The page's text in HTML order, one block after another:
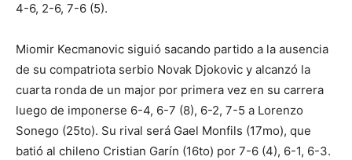
4-6, 2-6, 7-6 (5).
Miomir Kecmanovic siguió sacando partido a la ausencia
de su compatriota serbio Novak Djokovic y alcanzó la
cuarta ronda de un major por primera vez en su carrera
luego de imponerse 6-4, 6-7 (8), 6-2, 7-5 a Lorenzo
Sonego (25to). Su rival será Gael Monfils (17mo), que
batió al chileno Cristian Garín (16to) por 7-6 (4), 6-1, 6-3.